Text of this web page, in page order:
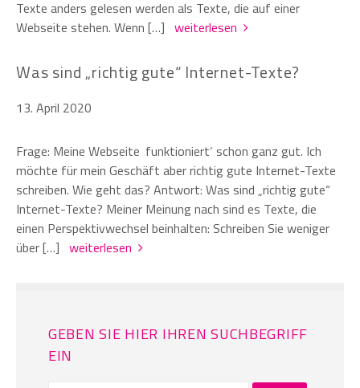
Texte anders gelesen werden als Texte, die auf einer
Webseite stehen. Wenn […] weiterlesen
Was sind „richtig gute“ Internet-Texte?
13. April 2020
Frage: Meine Webseite ‚funktioniert‘ schon ganz gut. Ich
möchte für mein Geschäft aber richtig gute Internet-Texte
schreiben. Wie geht das? Antwort: Was sind „richtig gute“
Internet-Texte? Meiner Meinung nach sind es Texte, die
einen Perspektivwechsel beinhalten: Schreiben Sie weniger
über […] weiterlesen
GEBEN SIE HIER IHREN SUCHBEGRIFF
EIN